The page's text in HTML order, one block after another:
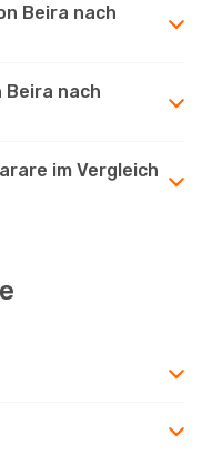
Beira nach
Beira nach
im Vergleich